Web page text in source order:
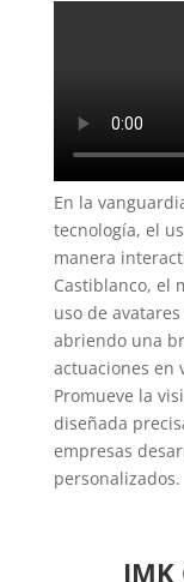
En la
tecnología, el
manera
Castiblanco, el
uso de
abriendo una
actuaciones en
Promueve la
diseñada
empresas
personalizados.
IMK